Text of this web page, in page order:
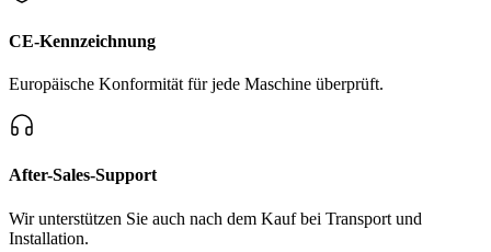
CE-Kennzeichnung
Europäische Konformität für jede Maschine überprüft.
After-Sales-Support
Wir unterstützen Sie auch nach dem Kauf bei Transport und
Installation.